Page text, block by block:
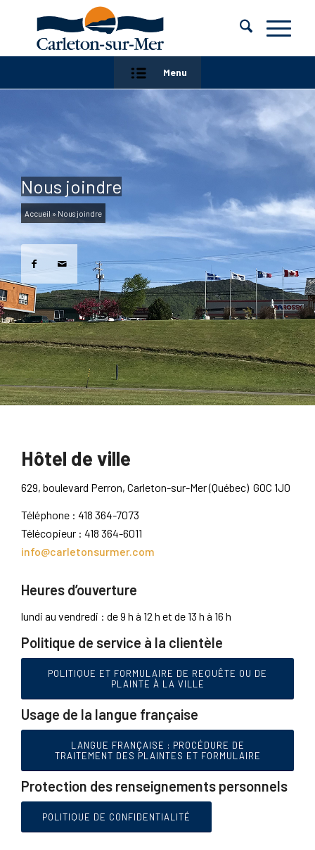
Menu
Nous joindre
Accueil » Nous joindre
Hôtel de ville
629, boulevard Perron, Carleton-sur-Mer (Québec) G0C 1J0
Téléphone : 418 364-7073
Télécopieur : 418 364-6011
info@carletonsurmer.com
Heures d’ouverture
lundi au vendredi : de 9 h à 12 h et de 13 h à 16 h
Politique de service à la clientèle
POLITIQUE ET FORMULAIRE DE REQUÊTE OU DE
PLAINTE À LA VILLE
Usage de la langue française
LANGUE FRANÇAISE : PROCÉDURE DE
TRAITEMENT DES PLAINTES ET FORMULAIRE
Protection des renseignements personnels
POLITIQUE DE CONFIDENTIALITÉ